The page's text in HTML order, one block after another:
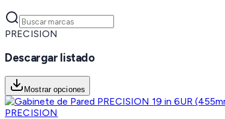
PRECISION
Descargar listado
Mostrar opciones
PRECISION